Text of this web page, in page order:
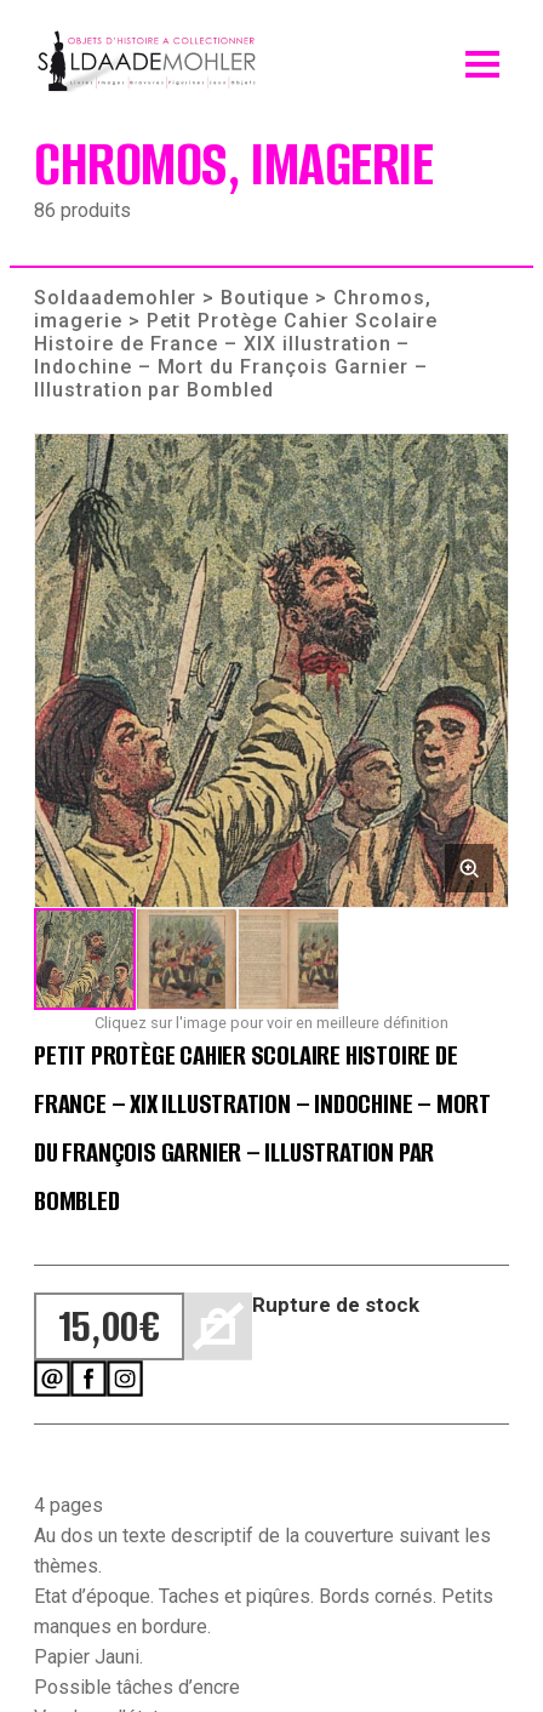
content
CHROMOS, IMAGERIE
86 produits
Soldaademohler > Boutique > Chromos,
imagerie > Petit Protège Cahier Scolaire
Histoire de France – XIX illustration –
Indochine – Mort du François Garnier –
Illustration par Bombled
Cliquez sur l'image pour voir en meilleure définition
PETIT PROTÈGE CAHIER SCOLAIRE HISTOIRE DE
FRANCE – XIX ILLUSTRATION – INDOCHINE – MORT
DU FRANÇOIS GARNIER – ILLUSTRATION PAR
BOMBLED
15,00€ Rupture de stock
4 pages
Au dos un texte descriptif de la couverture suivant les
thèmes.
Etat d’époque. Taches et piqûres. Bords cornés. Petits
manques en bordure.
Papier Jauni.
Possible tâches d’encre